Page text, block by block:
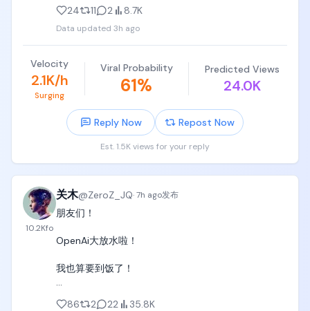
全靠手臂爬上去了！）
音效：湿墙面的摩擦声、绳子绷紧声、全场掌声。
[00:17-00:21] 镜头5：抱上转动的柱子（Rear Side
Fixed Shot）
镜头：稍靠后的固定侧机位，能看清管道正在转。
画面：黄色圆柱管道靠电机持续匀速自转，湿润的乙
烯基表面上有一层水膜，红色火焰纹随转动不断卷过
动作：她从坡顶跳下俯身跨上管道根部，胸腹、双
臂、双腿同时箍住。管道的自转立刻把她整个人往右
侧带过去，她跟着管道的转向反向调整重心，交替小
解说：「回転丸太だ！これが最難関！」（是转动的
圆木！这是最难的一关！）
24
11 2 8.7K
Data updated 3h ago
Velocity
2.1K/h
Surging
Viral Probability
61%
Predicted Views
24.0K
Reply Now Repost Now
Est. 1.5K views for your reply
10.2Kfo
关木@ZeroZ_JQ·7h ago发布
朋友们！
OpenAi大放水啦！
我也算要到饭了！
86 2 22 35.8K